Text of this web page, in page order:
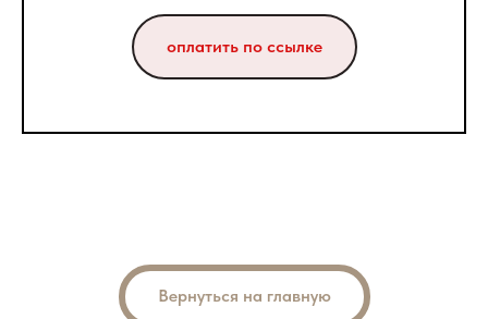
оплатить по ссылке
Вернуться на главную